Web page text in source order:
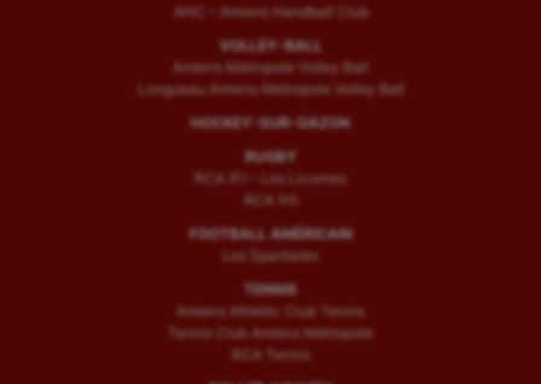
AHC – Amiens Handball Club
VOLLEY-BALL
Amiens Métropole Volley Ball
Longueau Amiens Metropole Volley Ball
HOCKEY-SUR-GAZON
RUGBY
RCA (F) – Les Licornes
RCA (H)
FOOTBALL AMÉRICAIN
Les Spartiates
TENNIS
Amiens Athletic Club Tennis
Tennis Club Amiens Métropole
RCA Tennis